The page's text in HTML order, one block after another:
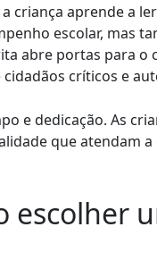
criança aprende a
escolar, mas
abre portas para o
críticos e
e dedicação. As
que atendam
escolher